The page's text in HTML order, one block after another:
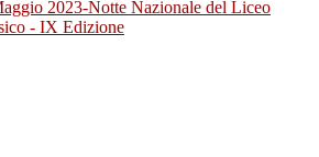
2023-Notte Nazionale del Liceo
- IX Edizione